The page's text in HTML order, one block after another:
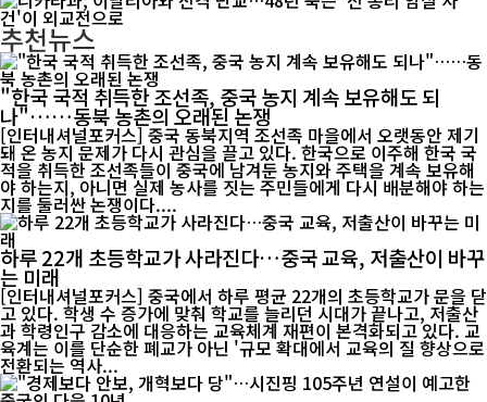
추천뉴스
"한국 국적 취득한 조선족, 중국 농지 계속 보유해도 되
나"……동북 농촌의 오래된 논쟁
[인터내셔널포커스] 중국 동북지역 조선족 마을에서 오랫동안 제기
돼 온 농지 문제가 다시 관심을 끌고 있다. 한국으로 이주해 한국 국
적을 취득한 조선족들이 중국에 남겨둔 농지와 주택을 계속 보유해
야 하는지, 아니면 실제 농사를 짓는 주민들에게 다시 배분해야 하는
지를 둘러싼 논쟁이다....
하루 22개 초등학교가 사라진다…중국 교육, 저출산이 바꾸
는 미래
[인터내셔널포커스] 중국에서 하루 평균 22개의 초등학교가 문을 닫
고 있다. 학생 수 증가에 맞춰 학교를 늘리던 시대가 끝나고, 저출산
과 학령인구 감소에 대응하는 교육체계 재편이 본격화되고 있다. 교
육계는 이를 단순한 폐교가 아닌 '규모 확대에서 교육의 질 향상으로
전환되는 역사...